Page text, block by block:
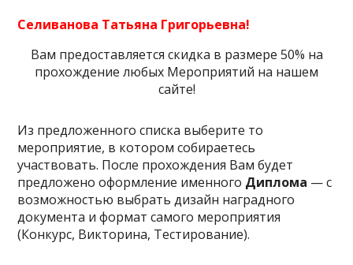
Селиванова Татьяна Григорьевна!
Вам предоставляется скидка в размере 50% на
прохождение любых Мероприятий на нашем
сайте!
Из предложенного списка выберите то
мероприятие, в котором собираетесь
участвовать. После прохождения Вам будет
предложено оформление именного Диплома — с
возможностью выбрать дизайн наградного
документа и формат самого мероприятия
(Конкурс, Викторина, Тестирование).